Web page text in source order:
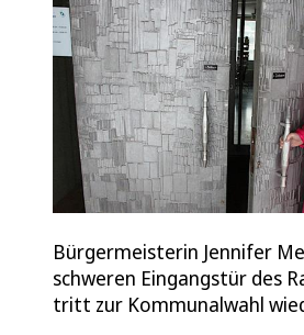
Bürgermeisterin Jennifer
schweren Eingangstür des
tritt zur Kommunalwahl